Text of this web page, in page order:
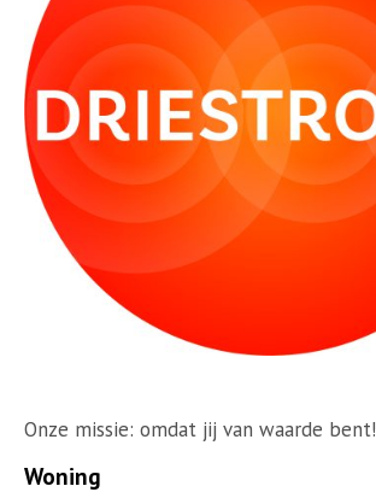
Onze missie: omdat jij van waarde bent!
Woning